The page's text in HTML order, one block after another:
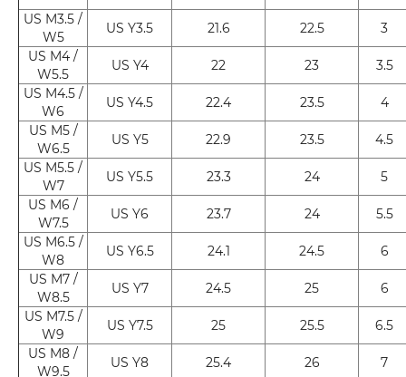
US M3.5 /
W5
US Y3.5 21.6 22.5
3
US M4 /
W5.5
US Y4 22 23
3.5
US M4.5 /
W6
US Y4.5 22.4 23.5
4
US M5 /
W6.5
US Y5 22.9 23.5
4.5
US M5.5 /
W7
US Y5.5 23.3 24
5
US M6 /
W7.5
US Y6 23.7 24
5.5
US M6.5 /
W8
US Y6.5 24.1 24.5
6
US M7 /
W8.5
US Y7 24.5 25
6
US M7.5 /
W9
US Y7.5 25 25.5
6.5
US M8 /
W9.5
US Y8 25.4 26
7